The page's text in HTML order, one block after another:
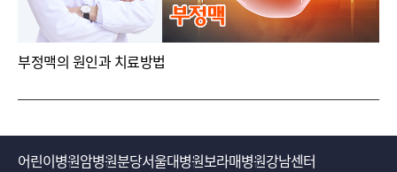
부정맥의 원인과 치료방법
어린이병원암병원분당서울대병원보라매병원강남센터